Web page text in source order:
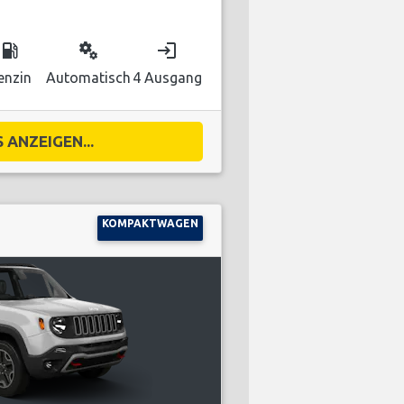
local_gas_station miscellaneous_services
Automatisch
login
4 Ausgang
ANZEIGEN...
KOMPAKTWAGEN